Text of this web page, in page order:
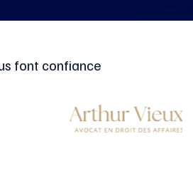
font confiance